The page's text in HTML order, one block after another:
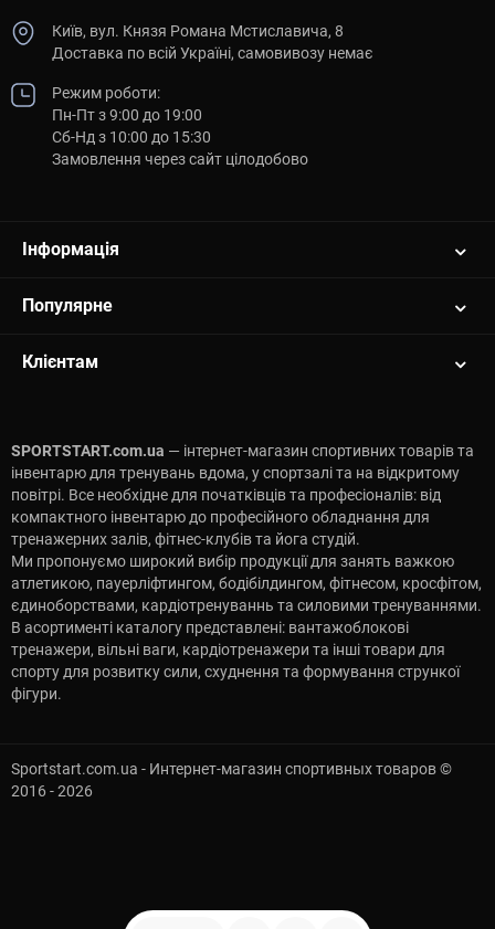
Київ, вул. Князя Романа Мстиславича, 8
Доставка по всій Україні, самовивозу немає
Режим роботи:
Пн-Пт з 9:00 до 19:00
Сб-Нд з 10:00 до 15:30
Замовлення через сайт цілодобово
Інформація
Популярне
Клієнтам
SPORTSTART.com.ua — інтернет-магазин спортивних товарів та
інвентарю для тренувань вдома, у спортзалі та на відкритому
повітрі. Все необхідне для початківців та професіоналів: від
компактного інвентарю до професійного обладнання для
тренажерних залів, фітнес-клубів та йога студій.
Ми пропонуємо широкий вибір продукції для занять важкою
атлетикою, пауерліфтингом, бодібілдингом, фітнесом, кросфітом,
єдиноборствами, кардіотренуваннь та силовими тренуваннями.
В асортименті каталогу представлені: вантажоблокові
тренажери, вільні ваги, кардіотренажери та інші товари для
спорту для розвитку сили, схуднення та формування стрункої
фігури.
Sportstart.com.ua - Интернет-магазин спортивных товаров ©
2016 - 2026